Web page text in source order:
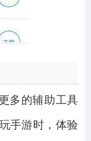
多的辅助工具
手游时，体验